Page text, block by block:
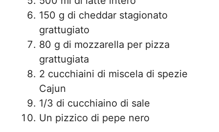
150 g di cheddar stagionato
grattugiato
80 g di mozzarella per pizza
grattugiata
2 cucchiaini di miscela di spezie
Cajun
1/3 di cucchiaino di sale
Un pizzico di pepe nero